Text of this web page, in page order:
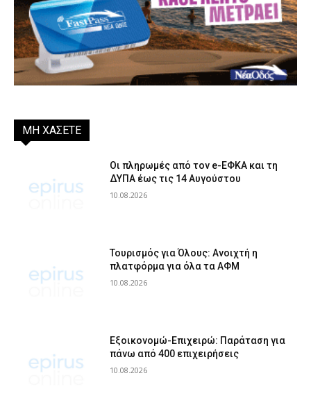
ΜΗ ΧΑΣΕΤΕ
Οι πληρωμές από τον e-ΕΦΚΑ και τη
ΔΥΠΑ έως τις 14 Αυγούστου
10.08.2026
Τουρισμός για Όλους: Ανοιχτή η
πλατφόρμα για όλα τα ΑΦΜ
10.08.2026
Εξοικονομώ-Επιχειρώ: Παράταση για
πάνω από 400 επιχειρήσεις
10.08.2026